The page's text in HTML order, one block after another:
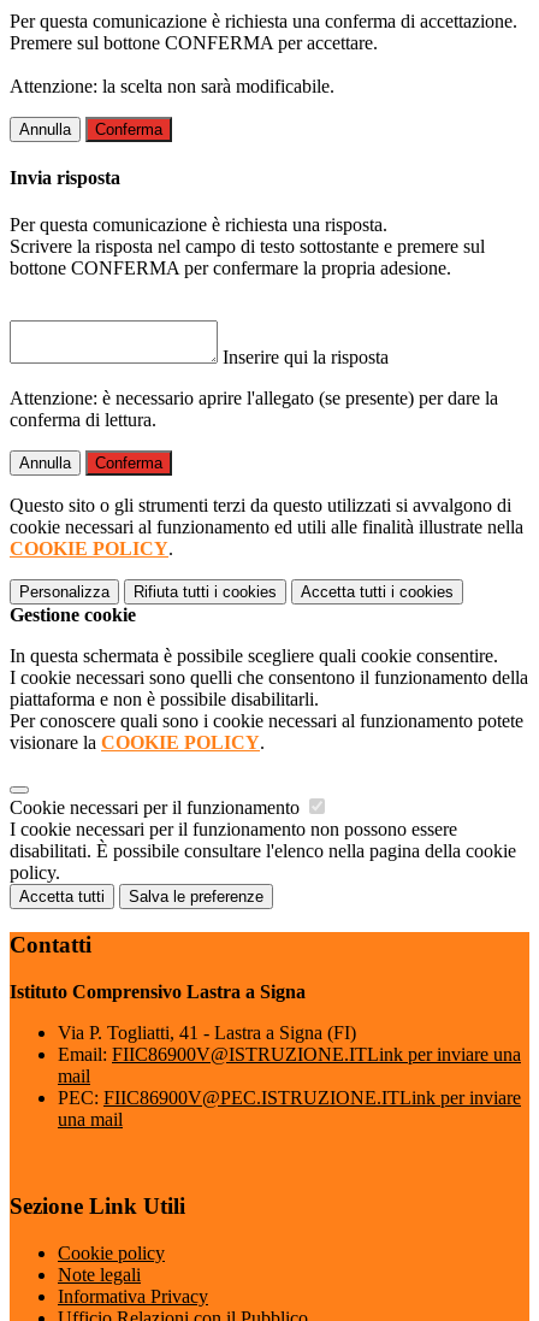
Per questa comunicazione è richiesta una conferma di accettazione.
Premere sul bottone CONFERMA per accettare.
Attenzione: la scelta non sarà modificabile.
Annulla Conferma
Invia risposta
Per questa comunicazione è richiesta una risposta.
Scrivere la risposta nel campo di testo sottostante e premere sul
bottone CONFERMA per confermare la propria adesione.
Inserire qui la risposta
Attenzione: è necessario aprire l'allegato (se presente) per dare la
conferma di lettura.
Annulla Conferma
Questo sito o gli strumenti terzi da questo utilizzati si avvalgono di
cookie necessari al funzionamento ed utili alle finalità illustrate nella
COOKIE POLICY.
Personalizza Rifiuta tutti i cookies Accetta tutti i cookies
Gestione cookie
In questa schermata è possibile scegliere quali cookie consentire.
I cookie necessari sono quelli che consentono il funzionamento della
piattaforma e non è possibile disabilitarli.
Per conoscere quali sono i cookie necessari al funzionamento potete
visionare la COOKIE POLICY.
Cookie necessari per il funzionamento
I cookie necessari per il funzionamento non possono essere
disabilitati. È possibile consultare l'elenco nella pagina della cookie
policy.
Accetta tutti Salva le preferenze
Contatti
Istituto Comprensivo Lastra a Signa
Via P. Togliatti, 41 - Lastra a Signa (FI)
Email: FIIC86900V@ISTRUZIONE.ITLink per inviare una
mail
PEC: FIIC86900V@PEC.ISTRUZIONE.ITLink per inviare
una mail
Sezione Link Utili
Cookie policy
Note legali
Informativa Privacy